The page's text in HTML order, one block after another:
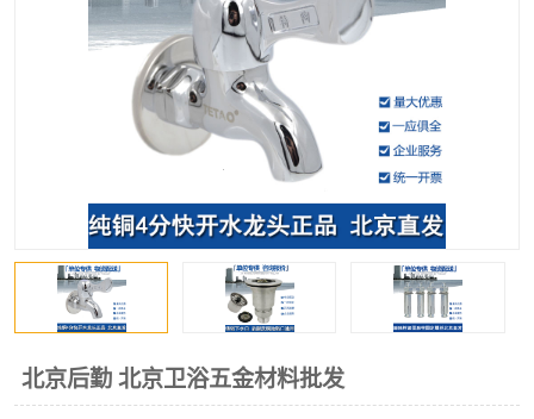
北京后勤 北京卫浴五金材料批发